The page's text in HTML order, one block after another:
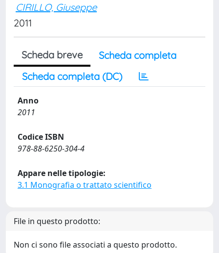
CIRILLO, Giuseppe
2011
Scheda breve
Scheda completa
Scheda completa (DC)
Anno
2011
Codice ISBN
978-88-6250-304-4
Appare nelle tipologie:
3.1 Monografia o trattato scientifico
File in questo prodotto:
Non ci sono file associati a questo prodotto.